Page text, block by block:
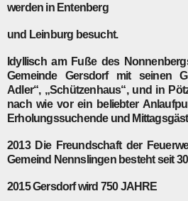
werden in Entenberg
und Leinburg besucht.
Idyllisch am Fuße des
Gemeinde Gersdorf mit seinen
Adler“, „Schützenhaus“, und in
nach wie vor ein beliebter
Erholungssuchende und
2013 Die Freundschaft der
Gemeind Nennslingen besteht seit
2015Gersdorf wird 750 JAHRE